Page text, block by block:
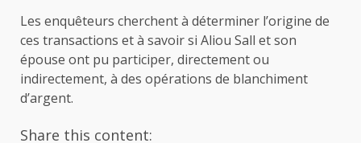
Les enquêteurs cherchent à déterminer l’origine de
ces transactions et à savoir si Aliou Sall et son
épouse ont pu participer, directement ou
indirectement, à des opérations de blanchiment
d’argent.
Share this content: